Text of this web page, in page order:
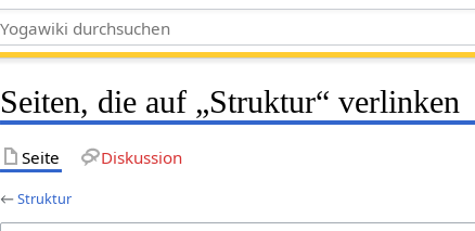
Seiten, die auf „Struktur“ verlinken
Seite Diskussion
←Struktur